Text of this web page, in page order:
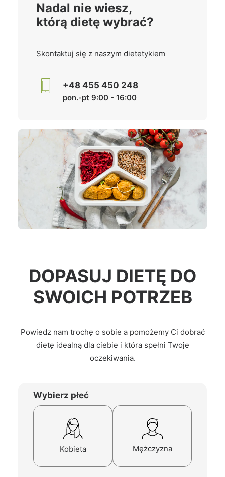
Nadal nie wiesz,
którą dietę wybrać?
Skontaktuj się z naszym dietetykiem
+48 455 450 248
pon.-pt 9:00 - 16:00
DOPASUJ DIETĘ DO
SWOICH POTRZEB
Powiedz nam trochę o sobie a pomożemy Ci dobrać
dietę idealną dla ciebie i która spełni Twoje
oczekiwania.
Wybierz płeć
Kobieta Mężczyzna